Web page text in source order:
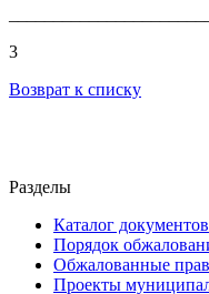
3
Возврат к списку
Разделы
Каталог документов
Порядок
Обжалованные
Проекты